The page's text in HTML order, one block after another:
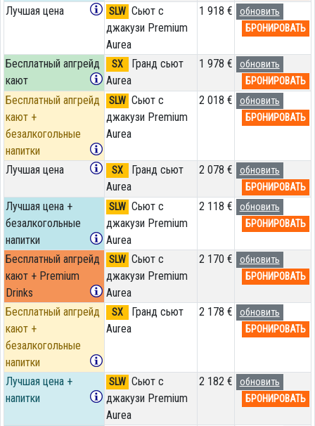
Лучшая цена SLW Сьют с
джакузи Premium
Aurea
1 918 €
обновить
БРОНИРОВАТЬ
Бесплатный апгрейд
кают
SX
Гранд сьют
Aurea
1 978 €
обновить
БРОНИРОВАТЬ
Бесплатный апгрейд
кают +
безалкогольные
напитки
SLW Сьют с
джакузи Premium
Aurea
2 018 €
обновить
БРОНИРОВАТЬ
Лучшая цена SX
Гранд сьют
Aurea
2 078 €
обновить
БРОНИРОВАТЬ
Лучшая цена +
безалкогольные
напитки
SLW Сьют с
джакузи Premium
Aurea
2 118 €
обновить
БРОНИРОВАТЬ
Бесплатный апгрейд
кают + Premium
Drinks
SLW Сьют с
джакузи Premium
Aurea
2 170 €
обновить
БРОНИРОВАТЬ
Бесплатный апгрейд
кают +
безалкогольные
напитки
SX
Гранд сьют
Aurea
2 178 €
обновить
БРОНИРОВАТЬ
Лучшая цена +
напитки
SLW Сьют с
джакузи Premium
Aurea
2 182 €
обновить
БРОНИРОВАТЬ